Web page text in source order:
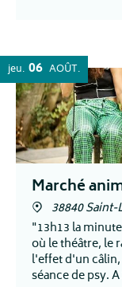
jeu. 06 AOÛT
Marché
38840
"13h13 la
où le théâtre, le
l'effet d'un